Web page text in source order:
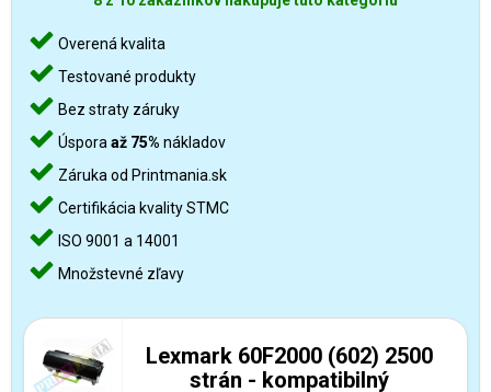
Overená kvalita
Testované produkty
Bez straty záruky
Úspora až 75% nákladov
Záruka od Printmania.sk
Certifikácia kvality STMC
ISO 9001 a 14001
Množstevné zľavy
Lexmark 60F2000 (602) 2500
strán - kompatibilný